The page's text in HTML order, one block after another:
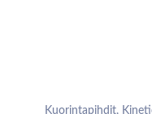
Kuorintapihdit,